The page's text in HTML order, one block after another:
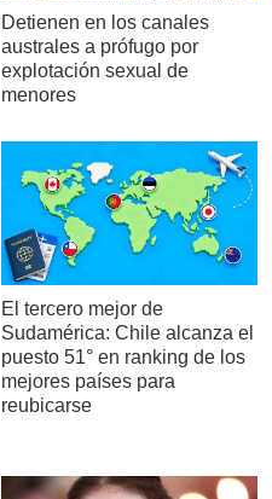
Detienen en los canales
australes a prófugo por
explotación sexual de
menores
El tercero mejor de
Sudamérica: Chile alcanza el
puesto 51° en ranking de los
mejores países para
reubicarse